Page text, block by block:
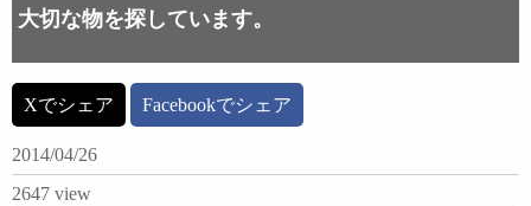
大切な物を探しています。
Xでシェア Facebookでシェア
2014/04/26
2647 view